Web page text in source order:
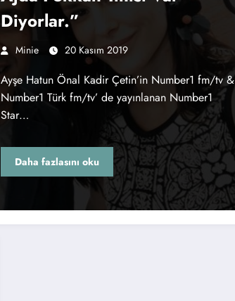
Diyorlar.”
Minie 20 Kasım 2019
Ayşe Hatun Önal Kadir Çetin’in Number1 fm/tv &
Number1 Türk fm/tv’ de yayınlanan Number1
Star…
Daha fazlasını oku